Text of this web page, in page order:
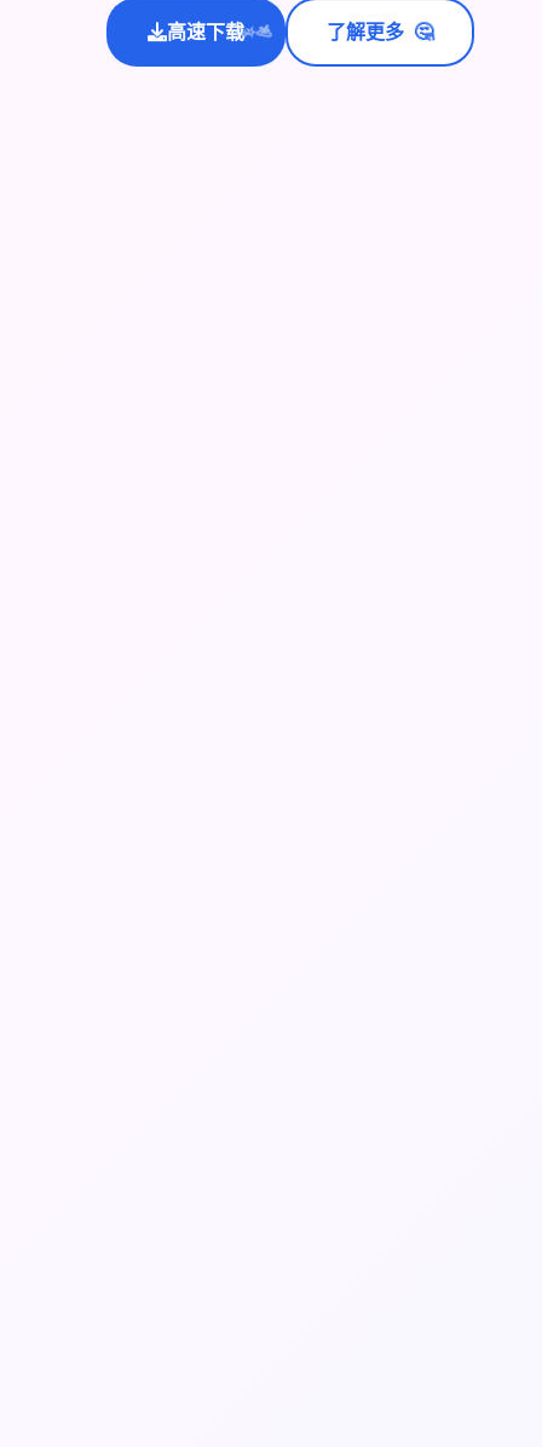
高速下载
✨⭐💫 了解更多 🤔